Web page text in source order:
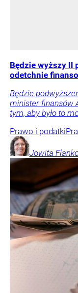
Będzie wyższy II
odetchnie
Będzie
minister finansów
tym, aby było to
Prawo i podatki
Jowita